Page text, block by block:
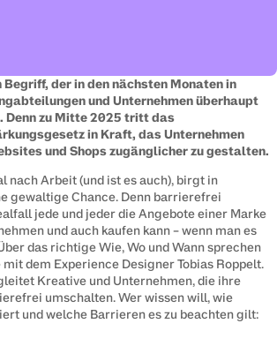
der in den nächsten Monaten in
und Unternehmen überhaupt
Denn zu Mitte 2025 tritt das
in Kraft, das Unternehmen
und Shops zugänglicher zu gestalten.
nach Arbeit (und ist es auch), birgt in
gewaltige Chance. Denn barrierefrei
jede und jeder die Angebote einer Marke
und auch kaufen kann – wenn man es
das richtige Wie, Wo und Wann sprechen
dem Experience Designer Tobias Roppelt.
Kreative und Unternehmen, die ihre
umschalten. Wer wissen will, wie
und welche Barrieren es zu beachten gilt: